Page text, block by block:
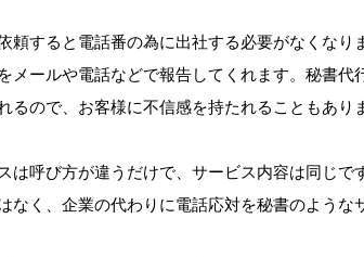
頼すると電話番の為に出社する必要がなくな
メールや電話などで報告してくれます。秘書
ので、お客様に不信感を持たれることもあり
呼び方が違うだけで、サービス内容は同じです
なく、企業の代わりに電話応対を秘書のような